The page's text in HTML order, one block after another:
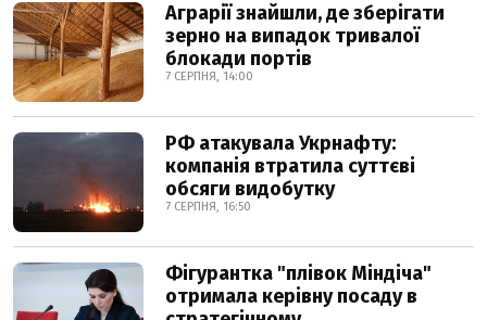
Аграрії знайшли, де зберігати
зерно на випадок тривалої
блокади портів
7 СЕРПНЯ, 14:00
РФ атакувала Укрнафту:
компанія втратила суттєві
обсяги видобутку
7 СЕРПНЯ, 16:50
Фігурантка "плівок Міндіча"
отримала керівну посаду в